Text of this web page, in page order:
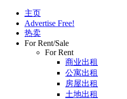
主页
Advertise Free!
热卖
For Rent/Sale
For Rent
商业出租
公寓出租
房屋出租
土地出租